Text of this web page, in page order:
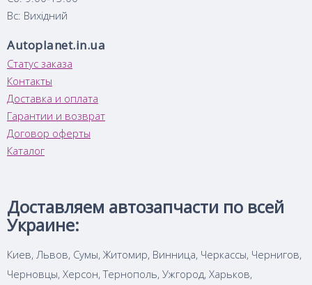
Вс: Вихідний
Autoplanet.in.ua
Статус заказа
Контакты
Доставка и оплата
Гарантии и возврат
Договор оферты
Каталог
Доставляем автозапчасти по всей
Украине:
Киев, Львов, Сумы, Житомир, Винница, Черкассы, Чернигов,
Черновцы, Херсон, Тернополь, Ужгород, Харьков,